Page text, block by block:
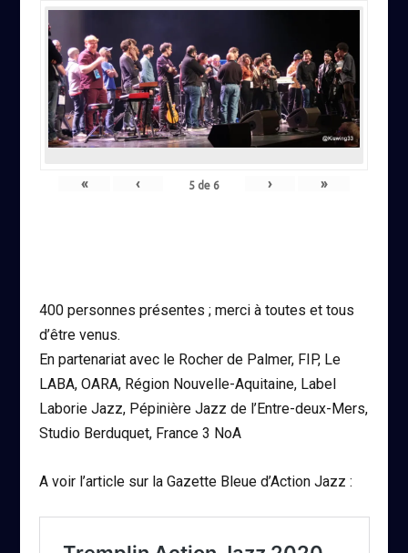
« ‹ 5de 6 › »
400 personnes présentes ; merci à toutes et tous
d’être venus.
En partenariat avec le Rocher de Palmer, FIP, Le
LABA, OARA, Région Nouvelle-Aquitaine, Label
Laborie Jazz, Pépinière Jazz de l’Entre-deux-Mers,
Studio Berduquet, France 3 NoA
A voir l’article sur la Gazette Bleue d’Action Jazz :